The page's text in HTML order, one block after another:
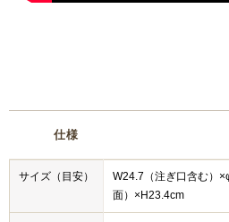
仕様
サイズ（目安）
W24.7（注ぎ口含む）
面）×H23.4cm